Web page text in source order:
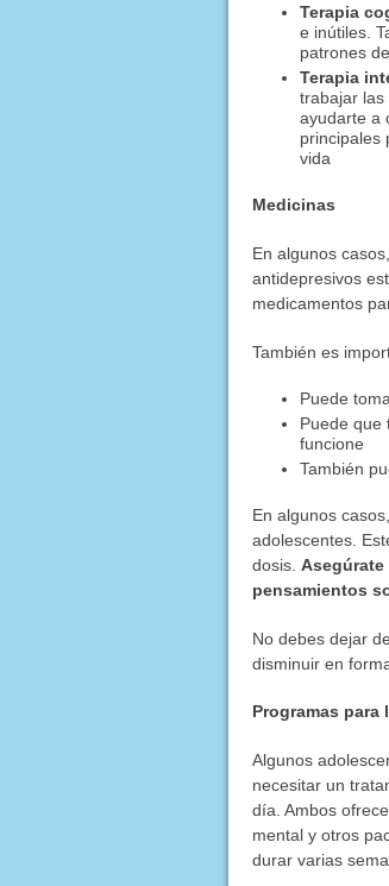
Terapia
e inútiles.
patrones
Terapia
trabajar las
ayudarte a
principales
vida
Medicinas
En algunos
antidepresivos
medicamentos
También es
Puede
Puede que
funcione
También
En algunos
adolescentes.
dosis.
pensamientos
No debes dejar
disminuir en
Programas para
Algunos
necesitar un
día. Ambos
mental y otros
durar varias